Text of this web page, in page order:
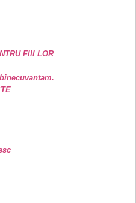
FIII LOR